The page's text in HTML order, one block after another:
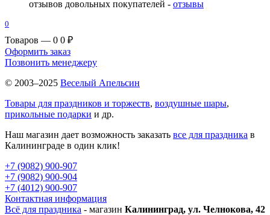
отзывов довольных покупателей - отзывы
0
Товаров — 0 0 ₽
Оформить заказ
Позвонить менеджеру
© 2003–2025 Веселый Апельсин
Товары для праздников и торжеств, воздушные шары,
прикольные подарки и др.
Наш магазин дает возможность заказать все для праздника в
Калининграде в один клик!
+7 (9082) 900-907
+7 (9082) 900-904
+7 (4012) 900-907
Контактная информация
Всё для праздника - магазин Калининград, ул. Челнокова, 42